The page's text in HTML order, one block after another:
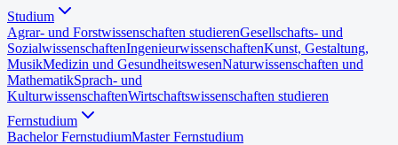
Studium
Agrar- und Forstwissenschaften studierenGesellschafts- und
SozialwissenschaftenIngenieurwissenschaftenKunst, Gestaltung,
MusikMedizin und GesundheitswesenNaturwissenschaften und
MathematikSprach- und
KulturwissenschaftenWirtschaftswissenschaften studieren
Fernstudium
Bachelor FernstudiumMaster Fernstudium